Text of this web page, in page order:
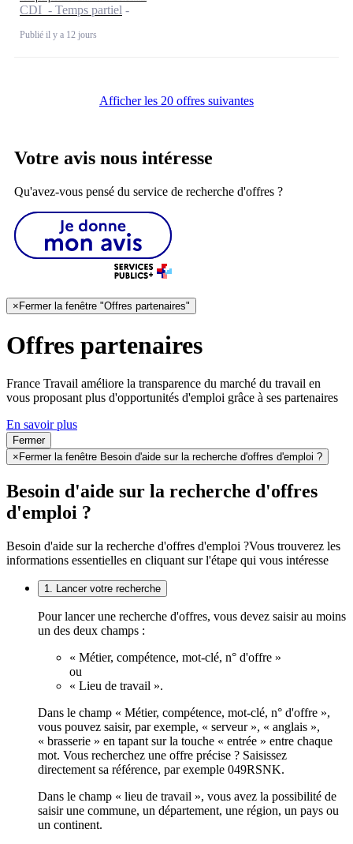
CDI - Temps partiel
Publié il y a 12 jours
Afficher les 20 offres suivantes
Votre avis nous intéresse
Qu'avez-vous pensé du service de recherche d'offres ?
×Fermer la fenêtre "Offres partenaires"
Offres partenaires
France Travail améliore la transparence du marché du travail en
vous proposant plus d'opportunités d'emploi grâce à ses partenaires
En savoir plus
Fermer
× Fermer la fenêtre Besoin d'aide sur la recherche d'offres d'emploi ?
Besoin d'aide sur la recherche d'offres
d'emploi ?
Besoin d'aide sur la recherche d'offres d'emploi ?Vous trouverez les
informations essentielles en cliquant sur l'étape qui vous intéresse
1. Lancer votre recherche
Pour lancer une recherche d'offres, vous devez saisir au moins
un des deux champs :
« Métier, compétence, mot-clé, n° d'offre »
ou
« Lieu de travail ».
Dans le champ « Métier, compétence, mot-clé, n° d'offre »,
vous pouvez saisir, par exemple, « serveur », « anglais »,
« brasserie » en tapant sur la touche « entrée » entre chaque
mot. Vous recherchez une offre précise ? Saisissez
directement sa référence, par exemple 049RSNK.
Dans le champ « lieu de travail », vous avez la possibilité de
saisir une commune, un département, une région, un pays ou
un continent.